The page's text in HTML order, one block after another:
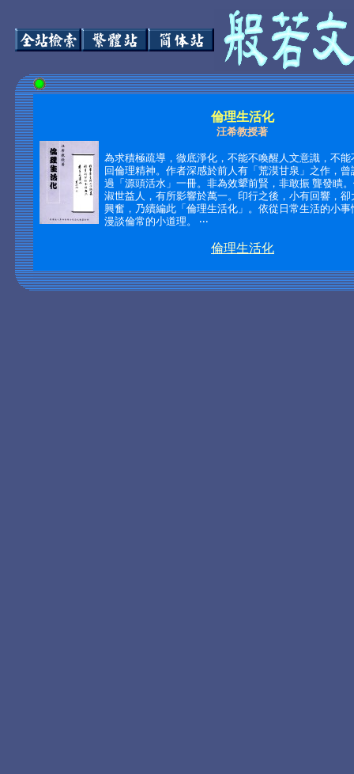
倫理生活化
汪希教授著
為求積極疏導，徹底淨化，不能不喚醒人文意識，不能
回倫理精神。作者深感於前人有「荒漠甘泉」之作，曾
過「源頭活水」一冊。非為效顰前賢，非敢振 聾發瞶
淑世益人，有所影響於萬一。印行之後，小有回響，卻
興奮，乃續編此「倫理生活化」。依從日常生活的小事
漫談倫常的小道理。 ‧‧‧
倫理生活化